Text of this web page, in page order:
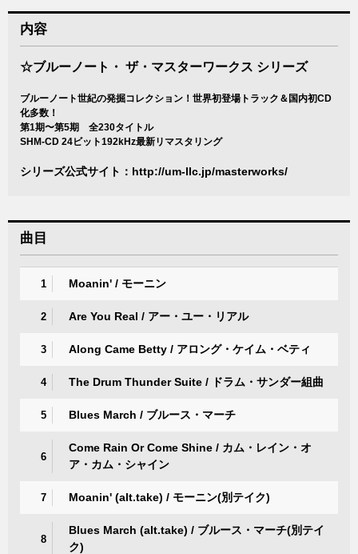
内容
☆ブルーノート・ ザ・マスターワークス シリーズ
ブルーノート世紀の発掘コレクション！世界初登場トラック＆国内初CD
化多数！
第1期〜第5期 全230タイトル
SHM-CD 24ビット192kHz最新リマスタリング
シリーズ公式サイト： http://um-llc.jp/masterworks/
曲目
1 Moanin' / モーニン
2 Are You Real / アー・ユー・リアル
3 Along Came Betty / アロング・ケイム・ベティ
4 The Drum Thunder Suite / ドラム・サンダー組曲
5 Blues March / ブルース・マーチ
6
Come Rain Or Come Shine / カム・レイン・オ
ア・カム・シャイン
7 Moanin' (alt.take) / モーニン(別テイク)
8
Blues March (alt.take) / ブルース・マーチ(別テイ
ク)